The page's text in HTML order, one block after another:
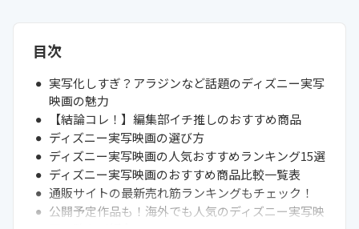
目次
実写化しすぎ？アラジンなど話題のディズニー実写
映画の魅力
【結論コレ！】編集部イチ推しのおすすめ商品
ディズニー実写映画の選び方
ディズニー実写映画の人気おすすめランキング15選
ディズニー実写映画のおすすめ商品比較一覧表
通販サイトの最新売れ筋ランキングもチェック！
公開予定作品も！海外でも人気のディズニー実写映